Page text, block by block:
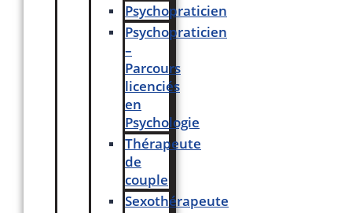
Psychopraticien
Psychopraticien
–
Parcours
licenciés
en
Psychologie
Thérapeute
de
couple
Sexothérapeute